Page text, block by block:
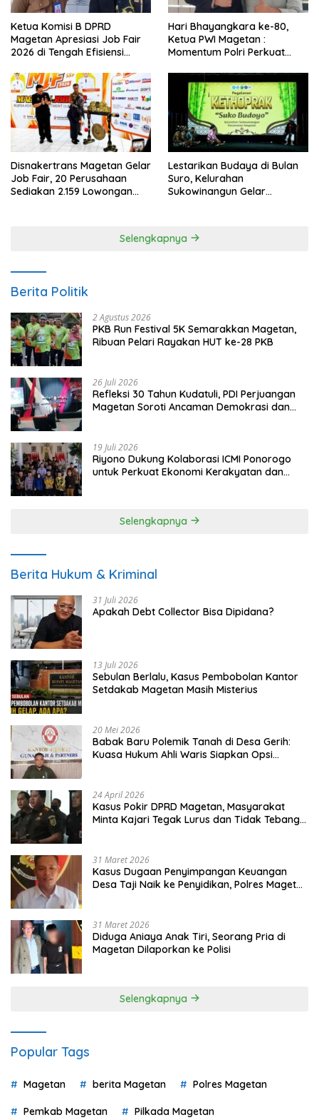
Ketua Komisi B DPRD
Magetan Apresiasi Job Fair
2026 di Tengah Efisiensi
Hari Bhayangkara ke-80,
Ketua PWI Magetan :
Momentum Polri Perkuat
Disnakertrans Magetan Gelar
Job Fair, 20 Perusahaan
Sediakan 2.159 Lowongan
Lestarikan Budaya di Bulan
Suro, Kelurahan
Sukowinangun Gelar
Selengkapnya
Berita Politik
2 Agustus 2026
PKB Run Festival 5K Semarakkan Magetan,
Ribuan Pelari Rayakan HUT ke-28 PKB
26 Juli 2026
Refleksi 30 Tahun Kudatuli, PDI Perjuangan
Magetan Soroti Ancaman Demokrasi dan
19 Juli 2026
Riyono Dukung Kolaborasi ICMI Ponorogo
untuk Perkuat Ekonomi Kerakyatan dan
Selengkapnya
Berita Hukum & Kriminal
31 Juli 2026
Apakah Debt Collector Bisa Dipidana?
13 Juli 2026
Sebulan Berlalu, Kasus Pembobolan Kantor
Setdakab Magetan Masih Misterius
20 Mei 2026
Babak Baru Polemik Tanah di Desa Gerih:
Kuasa Hukum Ahli Waris Siapkan Opsi
24 April 2026
Kasus Pokir DPRD Magetan, Masyarakat
Minta Kajari Tegak Lurus dan Tidak Tebang
31 Maret 2026
Kasus Dugaan Penyimpangan Keuangan
Desa Taji Naik ke Penyidikan, Polres Magetan
31 Maret 2026
Diduga Aniaya Anak Tiri, Seorang Pria di
Magetan Dilaporkan ke Polisi
Selengkapnya
Popular Tags
Magetan berita Magetan Polres Magetan
Pemkab Magetan Pilkada Magetan